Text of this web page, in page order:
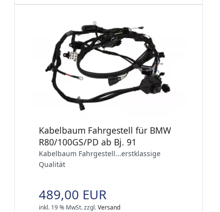
Kabelbaum Fahrgestell für BMW
R80/100GS/PD ab Bj. 91
Kabelbaum Fahrgestell...erstklassige
Qualität
489,00 EUR
inkl. 19 % MwSt.zzgl.Versand